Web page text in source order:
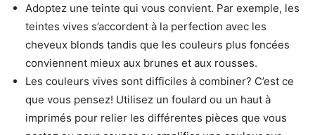
Adoptez une teinte qui vous convient. Par exemple, les
teintes vives s’accordent à la perfection avec les
cheveux blonds tandis que les couleurs plus foncées
conviennent mieux aux brunes et aux rousses.
Les couleurs vives sont difficiles à combiner? C’est ce
que vous pensez! Utilisez un foulard ou un haut à
imprimés pour relier les différentes pièces que vous